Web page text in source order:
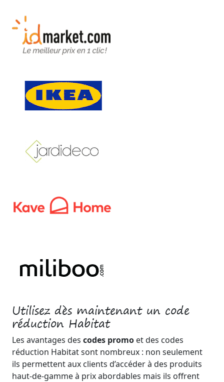
Utilisez dès maintenant un code
réduction Habitat
Les avantages des codes promo et des codes
réduction Habitat sont nombreux : non seulement
ils permettent aux clients d’accéder à des produits
haut-de-gamme à prix abordables mais ils offrent